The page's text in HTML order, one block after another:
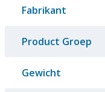
Fabrikant
Product Groep
Gewicht